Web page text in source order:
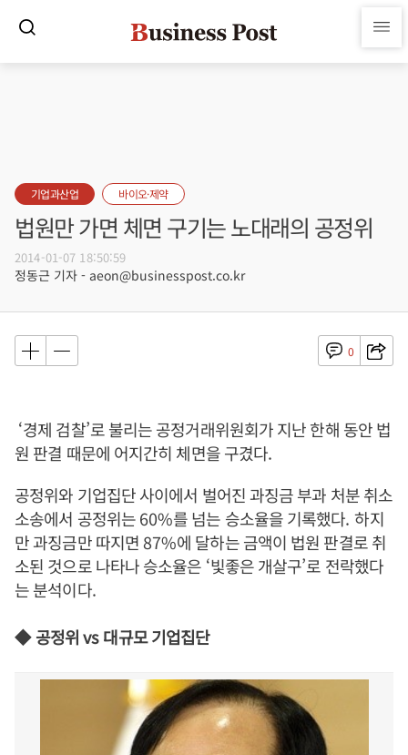
기업과산업 바이오·제약
법원만 가면 체면 구기는 노대래의 공정위
2014-01-07 18:50:59
정동근 기자 - aeon@businesspost.co.kr
0
‘경제 검찰’로 불리는 공정거래위원회가 지난 한해 동안 법
원 판결 때문에 어지간히 체면을 구겼다.
공정위와 기업집단 사이에서 벌어진 과징금 부과 처분 취소
소송에서 공정위는60%를 넘는 승소율을 기록했다.하지
만 과징금만 따지면87%에 달하는 금액이 법원 판결로 취
소된 것으로 나타나 승소율은 ‘빛좋은 개살구’로 전락했다
는 분석이다.
◆공정위vs대규모 기업집단